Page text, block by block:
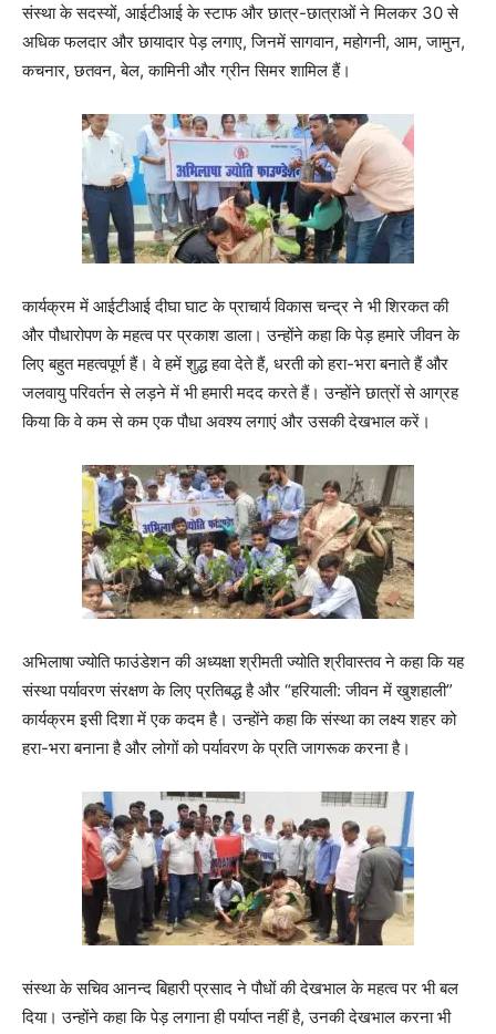
संस्था के सदस्यों, आईटीआई के स्टाफ और छात्र-छात्राओं ने मिलकर 30 से
अधिक फलदार और छायादार पेड़ लगाए, जिनमें सागवान, महोगनी, आम, जामुन,
कचनार, छतवन, बेल, कामिनी और ग्रीन सिमर शामिल हैं।
कार्यक्रम में आईटीआई दीघा घाट के प्राचार्य विकास चन्द्र ने भी शिरकत की
और पौधारोपण के महत्व पर प्रकाश डाला। उन्होंने कहा कि पेड़ हमारे जीवन के
लिए बहुत महत्वपूर्ण हैं। वे हमें शुद्ध हवा देते हैं, धरती को हरा-भरा बनाते हैं और
जलवायु परिवर्तन से लड़ने में भी हमारी मदद करते हैं। उन्होंने छात्रों से आग्रह
किया कि वे कम से कम एक पौधा अवश्य लगाएं और उसकी देखभाल करें।
अभिलाषा ज्योति फाउंडेशन की अध्यक्षा श्रीमती ज्योति श्रीवास्तव ने कहा कि यह
संस्था पर्यावरण संरक्षण के लिए प्रतिबद्ध है और “हरियाली: जीवन में खुशहाली”
कार्यक्रम इसी दिशा में एक कदम है। उन्होंने कहा कि संस्था का लक्ष्य शहर को
हरा-भरा बनाना है और लोगों को पर्यावरण के प्रति जागरूक करना है।
संस्था के सचिव आनन्द बिहारी प्रसाद ने पौधों की देखभाल के महत्व पर भी बल
दिया। उन्होंने कहा कि पेड़ लगाना ही पर्याप्त नहीं है, उनकी देखभाल करना भी